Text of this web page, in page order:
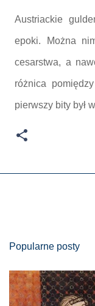
Austriackie
epoki. Można
cesarstwa, a
różnica
pierwszy bity był
Popularne posty